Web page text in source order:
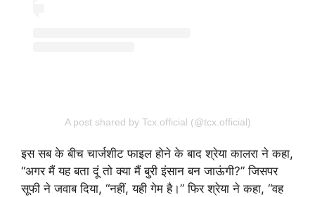
A post shared by Tcx.official (@tcx.official)
इस सब के बीच चार्जशीट फाइल होने के बाद श्रेया कालरा ने कहा,
“अगर मैं यह बता दूं तो क्या मैं बुरी इंसान बन जाऊंगी?” जिसपर
सूफी ने जवाब दिया, “नहीं, यही गेम है।” फिर श्रेया ने कहा, “वह